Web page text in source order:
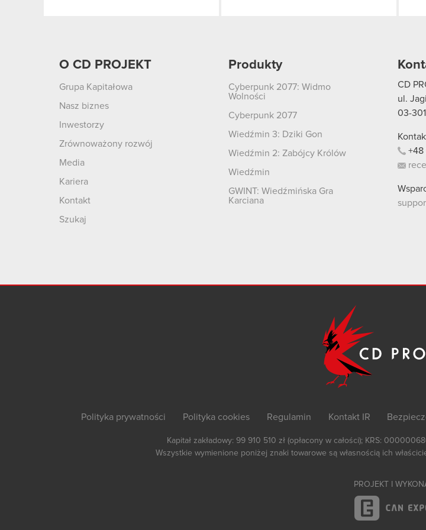
O CD PROJEKT
Grupa Kapitałowa
Nasz biznes
Inwestorzy
Zrównoważony rozwój
Media
Kariera
Kontakt
Szukaj
Produkty
Cyberpunk 2077: Widmo
Wolności
Cyberpunk 2077
Wiedźmin 3: Dziki Gon
Wiedźmin 2: Zabójcy Królów
Wiedźmin
GWINT: Wiedźmińska Gra
Karciana
CD
ul.
03-301
+48
Polityka prywatności Polityka cookies Regulamin Kontakt IR
Kapitał zakładowy: 99 910 510 zł (opłacony w całości); KRS:
Wszystkie wymienione poniżej znaki towarowe są własnością ich
PROJEKT I